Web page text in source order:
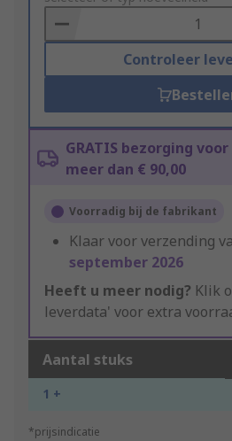
Basket
Controleer
GRATIS bezorging
meer dan € 90,00
Voorradig bij de fabrikant
Klaar voor verzending
september 2026
Heeft u meer nodig? Klik
leverdata' voor extra
Aantal stuks
1 +
*prijsindicatie